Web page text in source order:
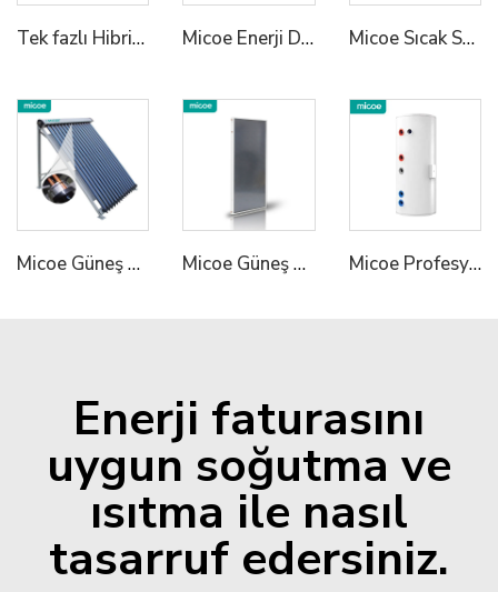
Tek fazlı Hibrit Inverter 1 Micoe Enerji Depolama Sistemi LiFePO4 Pil Yüksek Gerilim 50V 100V 50ah Güneşlİ Lityum Pil Micoe Sıcak Su Isıtımı İçin Termal Toplayıcı
Micoe Güneş Enerjisi Toplayıcı Boşluk Boru Isı Boru Su Isıtıcı Micoe Güneş Paneli Toplayıcı ile Ayırma Sistemli Basınçlı Tank 316L Micoe Profesyonel Emal Tampon Depo Isıtıcı Sıcak Su Deposu
Enerji faturasını
uygun soğutma ve
ısıtma ile nasıl
tasarruf edersiniz.